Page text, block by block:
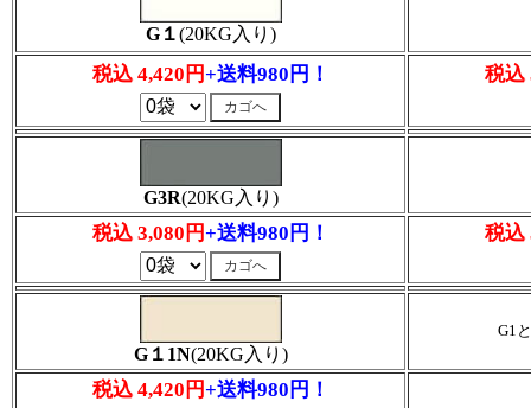
G１(20KG入り)
税込 4,420円+送料980円！ 税込
G3R(20KG入り)
税込 3,080円+送料980円！ 税込
G１1N(20KG入り)
G1
税込 4,420円+送料980円！